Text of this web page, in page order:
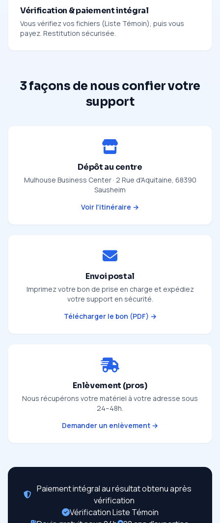
Vérification & paiement intégral
Vous vérifiez vos fichiers (Liste Témoin), puis vous
payez. Restitution sécurisée.
3 façons de nous confier votre
support
Dépôt au centre
Mulhouse Business Center · 2 Rue d'Aquitaine, 68390
Sausheim
Voir l'itinéraire →
Envoi postal
Imprimez votre bon de prise en charge et expédiez
votre support en sécurité.
Télécharger le bon (PDF) →
Enlèvement (pros)
Nous récupérons votre matériel à votre adresse sous
24–48h.
Demander un enlèvement →
Paiement intégral au résultat obtenu après
vérification
Vérification Liste Témoin